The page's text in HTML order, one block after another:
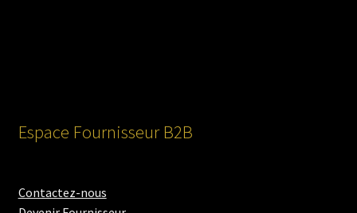
Espace Fournisseur B2B
Contactez-nous